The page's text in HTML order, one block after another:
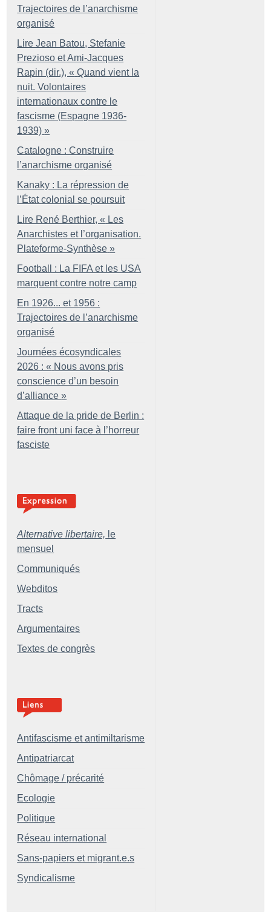
Trajectoires de l’anarchisme
organisé
Lire Jean Batou, Stefanie
Prezioso et Ami-Jacques
Rapin (dir.), « Quand vient la
nuit. Volontaires
internationaux contre le
fascisme (Espagne 1936-
1939) »
Catalogne : Construire
l’anarchisme organisé
Kanaky : La répression de
l’État colonial se poursuit
Lire René Berthier, « Les
Anarchistes et l’organisation.
Plateforme-Synthèse »
Football : La FIFA et les USA
marquent contre notre camp
En 1926... et 1956 :
Trajectoires de l’anarchisme
organisé
Journées écosyndicales
2026 : « Nous avons pris
conscience d’un besoin
d’alliance »
Attaque de la pride de Berlin :
faire front uni face à l’horreur
fasciste
Alternative libertaire, le
mensuel
Communiqués
Webditos
Tracts
Argumentaires
Textes de congrès
Antifascisme et antimiltarisme
Antipatriarcat
Chômage / précarité
Ecologie
Politique
Réseau international
Sans-papiers et migrant.e.s
Syndicalisme